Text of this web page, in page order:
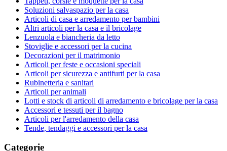
Soluzioni salvaspazio per la casa
Articoli di casa e arredamento per bambini
Altri articoli per la casa e il bricolage
Lenzuola e biancheria da letto
Stoviglie e accessori per la cucina
Decorazioni per il matrimonio
Articoli per feste e occasioni speciali
Articoli per sicurezza e antifurti per la casa
Rubinetteria e sanitari
Articoli per animali
Lotti e stock di articoli di arredamento e bricolage per la casa
Accessori e tessuti per il bagno
Articoli per l'arredamento della casa
Tende, tendaggi e accessori per la casa
Categorie